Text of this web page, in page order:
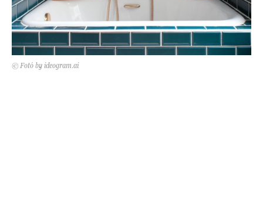
© Fotó by ideogram.ai